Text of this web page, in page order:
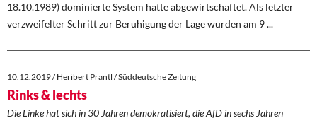
18.10.1989) dominierte System hatte abgewirtschaftet. Als letzter
verzweifelter Schritt zur Beruhigung der Lage wurden am 9 ...
10.12.2019 / Heribert Prantl / Süddeutsche Zeitung
Rinks & lechts
Die Linke hat sich in 30 Jahren demokratisiert, die AfD in sechs Jahren